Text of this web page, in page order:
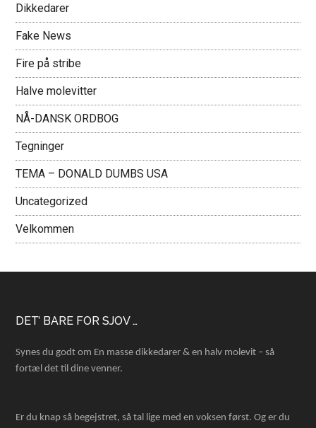
Dikkedarer
Fake News
Fire på stribe
Halve molevitter
NÅ-DANSK ORDBOG
Tegninger
TEMA – DONALD DUMBS USA
Uncategorized
Velkommen
Footer
DET’ BARE FOR SJOV …
Synes du godt om En masse dikkedarer & en halv molevit – så
fortæl det til dine venner.
Er du knap så begejstret, så tal lige med en voksen først. Og er du